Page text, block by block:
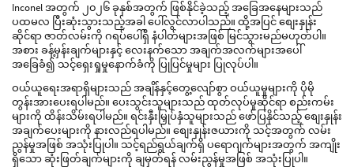
Inconel အတွက် ၂၀၂၆ ခုနှစ်အတွက် ဖြစ်နိုင်ခဲ့သည့် အခြေအနေများသည်
ပထမလ ပြီးဆုံးသွားသည့်အခါ ပေါ်လွင်လာပါသည်။ ထို့အပြင် စျေးနှုန်း
ဆိုင်ရာ ဇာတ်လမ်းကို ဂရပ်ပေါ်ရှိ နံပါတ်များအဖြစ် မြင်သွားမည်မဟုတ်ပါ။
အစား ခန့်မှန်းချက်များနှင့် လေးနက်သော အချက်အလက်များအပေါ်
အခြေခံ၍ သင့်ရှေးရှုမှုနောက်ခံကို ပြုပြင်မှုများ ပြုလုပ်ပါ။
ဝယ်ယူရေးအရာရှိများသည် အချိန်နှင့်တွေ့လျော်စွာ ဝယ်ယူမှုများကို ပိုမို
တွန်းအားပေးရပါမည်။ ပေးသွင်းသူများသည် ထုတ်လုပ်မှုဆိုင်ရာ စည်းကမ်း
များကို ထိန်းသိမ်းရပါမည်။ ရင်းနှီးမြှုပ်နှံသူများသည် ဖော်ပြနိုင်သည့် စျေးနှုန်း
အချက်ပေးများကို နားလည်ရပါမည်။ စျေးနှုန်းဇယားကို သင့်အတွက် လမ်း
ညွန်မှုအဖြစ် အသုံးပြုပါ။ သင့်ရည်ရွယ်ချက်ရှိ ပရောဂျက်များအတွက် အကျိုး
ရှိသော ဆုံးဖြတ်ချက်များကို ချမှတ်ရန် လမ်းညွန်မှုအဖြစ် အသုံးပြုပါ။